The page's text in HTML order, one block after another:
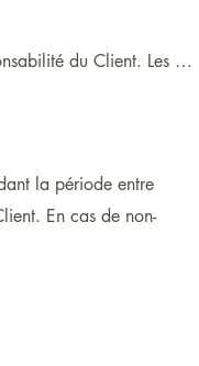
du Client. Les
d’un délai de 14 jours à
retourné, sous réserve
la période entre
En cas de non-